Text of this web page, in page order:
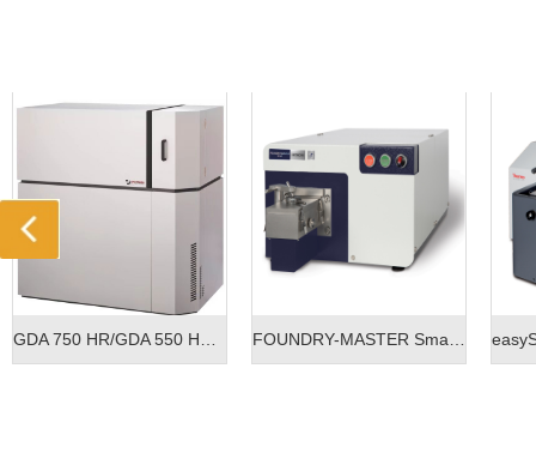
easySpark 1160台式直读光谱仪